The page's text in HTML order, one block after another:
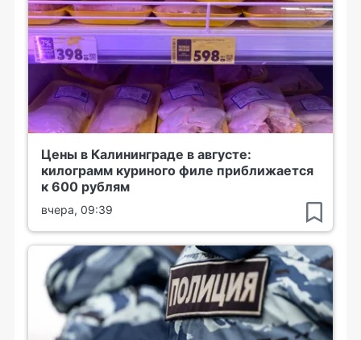
Цены в Калининграде в августе:
килограмм куриного филе приближается
к 600 рублям
вчера, 09:39